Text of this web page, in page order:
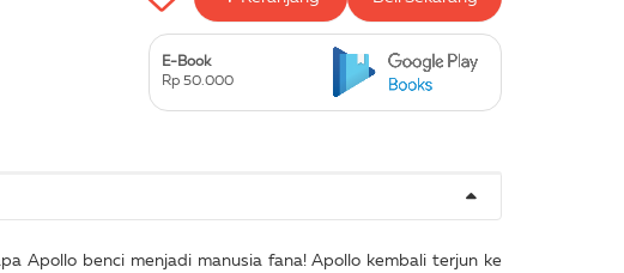
E-Book
Rp 50.000
Apollo benci menjadi manusia fana! Apollo kembali terjun ke